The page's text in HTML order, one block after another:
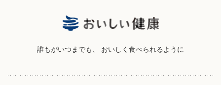
誰もがいつまでも、 おいしく食べられるように